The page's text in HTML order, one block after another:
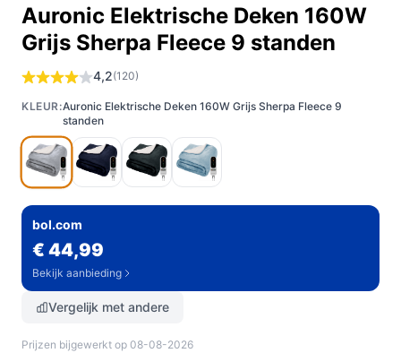
Auronic Elektrische Deken 160W
Grijs Sherpa Fleece 9 standen
4,2(120)
KLEUR:Auronic Elektrische Deken 160W Grijs Sherpa Fleece 9
standen
bol.com
€ 44,99
Bekijk aanbieding
Vergelijk met andere
Prijzen bijgewerkt op 08-08-2026